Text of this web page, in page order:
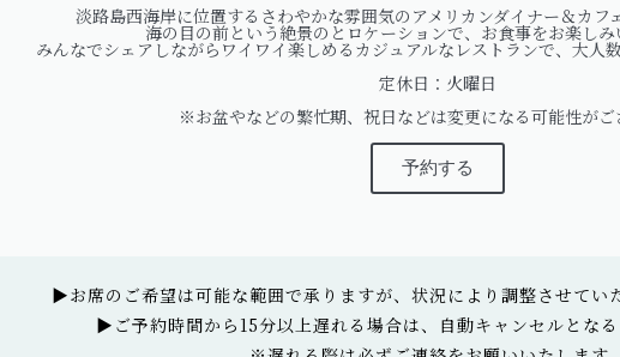
淡路島西海岸に位置するさわやかな雰囲気のアメリカンダイナー＆カ
海の目の前という絶景のとロケーションで、お食事をお楽しみ
みんなでシェアしながらワイワイ楽しめるカジュアルなレストランで、大人
定休日：火曜日
※お盆やなどの繁忙期、祝日などは変更になる可能性がご
予約する
▶お席のご希望は可能な範囲で承りますが、状況により調整させてい
▶ご予約時間から15分以上遅れる場合は、自動キャンセルとなる